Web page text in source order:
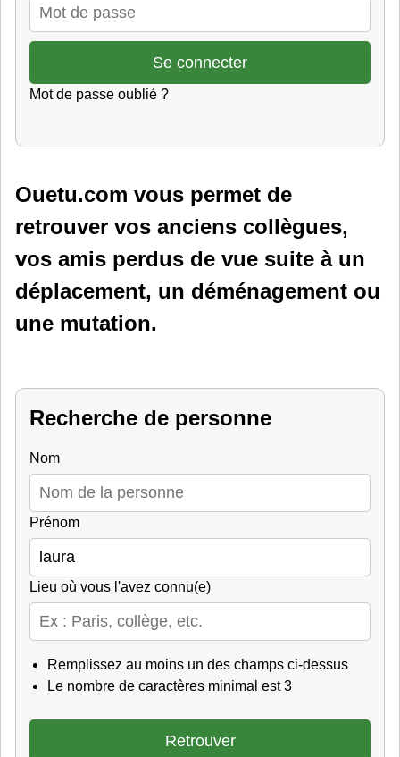
Mot de passe oublié ?
Ouetu.com vous permet de
retrouver vos anciens collègues,
vos amis perdus de vue suite à un
déplacement, un déménagement ou
une mutation.
Recherche de personne
Nom
Prénom
Lieu où vous l'avez connu(e)
Remplissez au moins un des champs ci-dessus
Le nombre de caractères minimal est 3